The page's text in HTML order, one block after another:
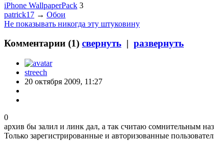
iPhone WallpaperPack 3
patrick17 → Обои
Не показывать никогда эту штуковину
Комментарии (1) свернуть | развернуть
streech
20 октября 2009, 11:27
0
архив бы залил и линк дал, а так считаю сомнительным
Только зарегистрированные и авторизованные